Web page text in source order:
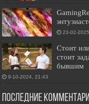
23-02-
Стоит
стоит
бывшим
9-10-2024, 21:43
Последние